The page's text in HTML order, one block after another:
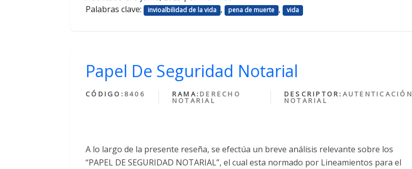
Palabras clave:
invioalbilidad de la vida , pena de muerte , vida
Papel De Seguridad Notarial
CÓDIGO: 8406 RAMA: DERECHO
NOTARIAL
DESCRIPTOR: AUTENTICACIÓN
NOTARIAL
A lo largo de la presente reseña, se efectúa un breve análisis relevante sobre los
“PAPEL DE SEGURIDAD NOTARIAL”, el cual esta normado por Lineamientos para el